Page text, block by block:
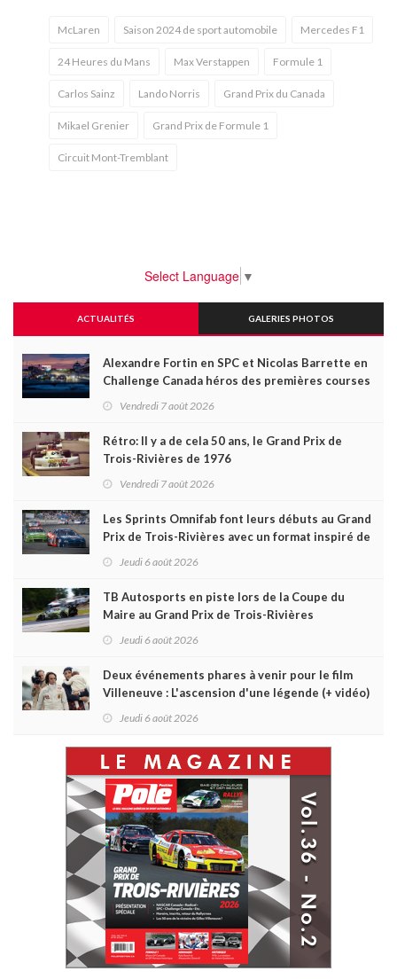
McLaren Saison 2024 de sport automobile Mercedes F1
24 Heures du Mans Max Verstappen Formule 1
Carlos Sainz Lando Norris Grand Prix du Canada
Mikael Grenier Grand Prix de Formule 1
Circuit Mont-Tremblant
Select Language ▼
ACTUALITÉS GALERIES PHOTOS
Alexandre Fortin en SPC et Nicolas Barrette en
Challenge Canada héros des premières courses
Vendredi 7 août 2026
Rétro: Il y a de cela 50 ans, le Grand Prix de
Trois-Rivières de 1976
Vendredi 7 août 2026
Les Sprints Omnifab font leurs débuts au Grand
Prix de Trois-Rivières avec un format inspiré de
Jeudi 6 août 2026
TB Autosports en piste lors de la Coupe du
Maire au Grand Prix de Trois-Rivières
Jeudi 6 août 2026
Deux événements phares à venir pour le film
Villeneuve : L'ascension d'une légende (+ vidéo)
Jeudi 6 août 2026